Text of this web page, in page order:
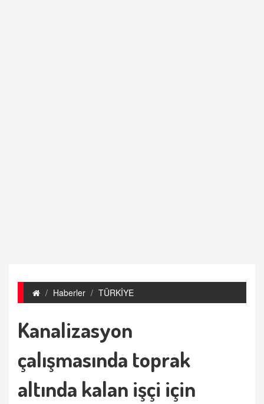
Haberler TÜRKİYE
Kanalizasyon
çalışmasında toprak
altında kalan işçi için